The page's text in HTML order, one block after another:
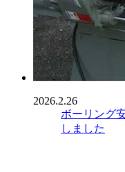
2026.2.26
ボーリング
しました